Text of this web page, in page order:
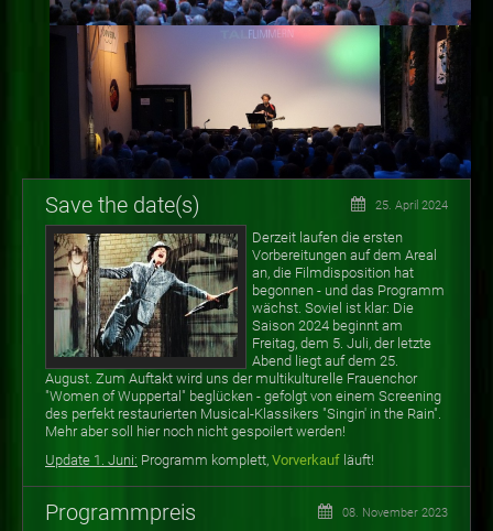
Save the date(s) 25. April 2024
Derzeit laufen die ersten
Vorbereitungen auf dem Areal
an, die Filmdisposition hat
begonnen - und das Programm
wächst. Soviel ist klar: Die
Saison 2024 beginnt am
Freitag, dem 5. Juli, der letzte
Abend liegt auf dem 25.
August. Zum Auftakt wird uns der multikulturelle Frauenchor
"Women of Wuppertal" beglücken - gefolgt von einem Screening
des perfekt restaurierten Musical-Klassikers "Singin' in the Rain".
Mehr aber soll hier noch nicht gespoilert werden!
Update 1. Juni: Programm komplett, Vorverkauf läuft!
Programmpreis 08. November 2023